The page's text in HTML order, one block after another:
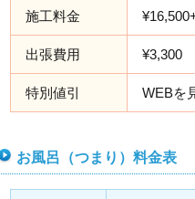
施工料金
出張費用 ¥3,300
特別値引 WEBを
お風呂（つまり）料金表